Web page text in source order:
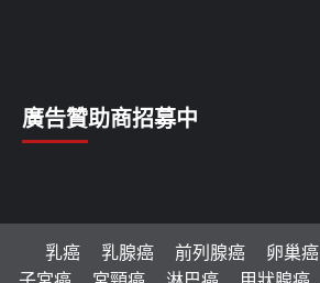
廣告贊助商招募中
乳癌 乳腺癌 前列腺癌 卵巢癌